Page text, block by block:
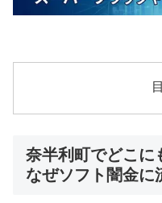
奈半利町でどこに
なぜソフト闇金に